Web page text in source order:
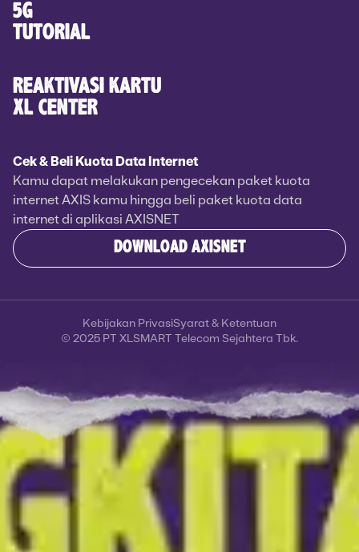
5G
TUTORIAL
REAKTIVASI KARTU
XL CENTER
Cek & Beli Kuota Data Internet
Kamu dapat melakukan pengecekan paket kuota
internet AXIS kamu hingga beli paket kuota data
internet di aplikasi AXISNET
DOWNLOAD AXISNET
© 2025 PT XLSMART Telecom Sejahtera Tbk.
Kebijakan PrivasiSyarat & Ketentuan